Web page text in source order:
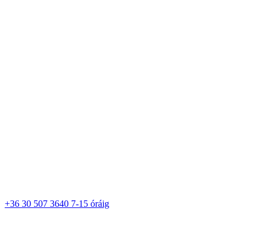
+36 30 507 3640 7-15 óráig